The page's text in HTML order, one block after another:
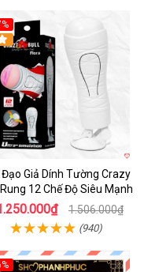
Giả Dính Tường Crazy
12 Chế Độ Siêu Mạnh
1.506.000₫
(940)